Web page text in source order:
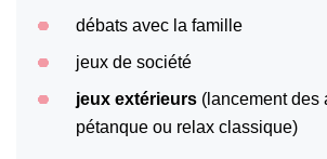
débats avec la famille
jeux de société
jeux extérieurs (lancement des
pétanque ou relax classique)